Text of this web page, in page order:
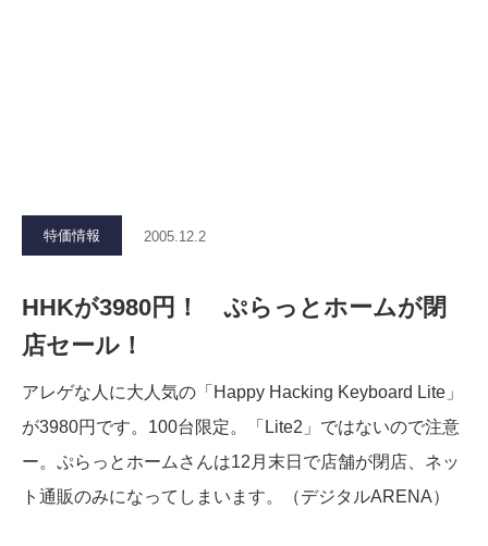
特価情報 2005.12.2
HHKが3980円！ ぷらっとホームが閉
店セール！
アレゲな人に大人気の「Happy Hacking Keyboard Lite」
が3980円です。100台限定。「Lite2」ではないので注意
ー。ぷらっとホームさんは12月末日で店舗が閉店、ネッ
ト通販のみになってしまいます。（デジタルARENA）